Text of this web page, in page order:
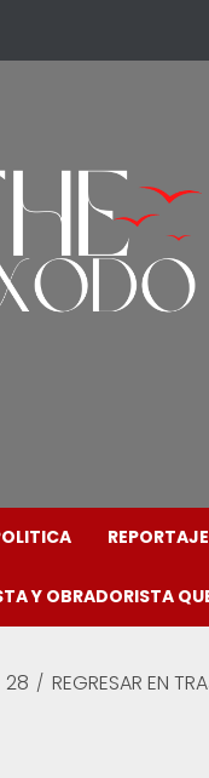
Y OBRADORISTA
28 REGRESAR EN